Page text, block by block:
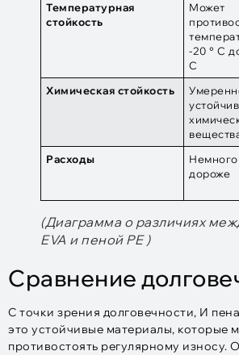
Температурная
стойкость
Может
-20 ° C
C
Химическая стойкость
Расходы
Немного
дороже
(Диаграмма о различиях
EVA и пеной PE )
Сравнение
С точки зрения долговечности, И
это устойчивые материалы, которые
противостоять регулярному износу.